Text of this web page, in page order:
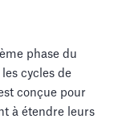
phase du
cycles de
conçue pour
à étendre leurs